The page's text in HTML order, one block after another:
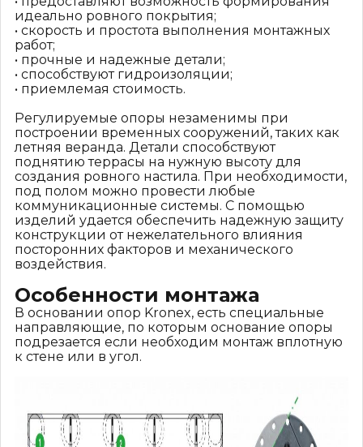
идеально ровного покрытия;
• скорость и простота выполнения монтажных
работ;
• прочные и надежные детали;
• способствуют гидроизоляции;
• приемлемая стоимость.
Регулируемые опоры незаменимы при
построении временных сооружений, таких как
летняя веранда. Детали способствуют
поднятию террасы на нужную высоту для
создания ровного настила. При необходимости,
под полом можно провести любые
коммуникационные системы. С помощью
изделий удается обеспечить надежную защиту
конструкции от нежелательного влияния
посторонних факторов и механического
воздействия.
Особенности монтажа
В основании опор Kronex, есть специальные
направляющие, по которым основание опоры
подрезается если необходим монтаж вплотную
к стене или в угол.